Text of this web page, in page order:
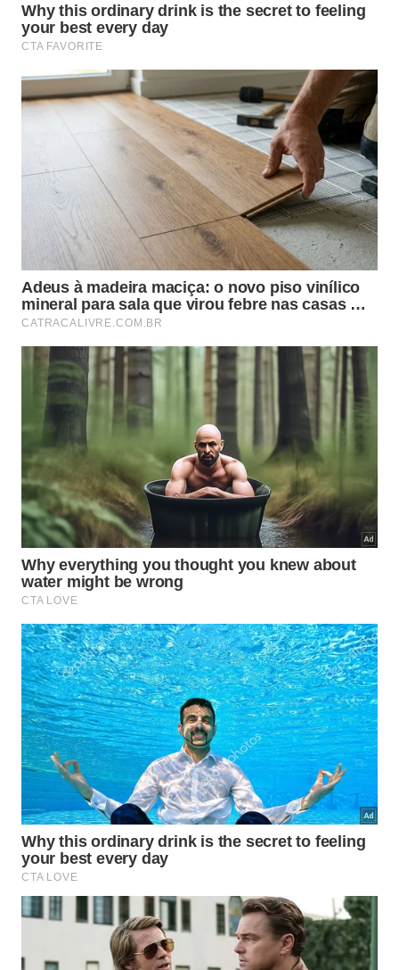
Como combinar cascas de cebola
As cascas de cebola podem ser usadas junto com
ervas e cascas de outros vegetais para criar uma
fumaça mais complexa. O ideal é pensar em
camadas: cebola traz dulçor tostado, ervas trazem
perfume verde e madeira própria para churrasco
traz corpo defumado.
Algumas combinações funcionam bem sem pesar no
sabor:
Cascas de cebola com alecrim para cortes
bovinos mais gordurosos.
Cascas de cebola com alho inteiro para frango e
linguiça.
Cascas de cebola com tomilho para carne suína.
Cascas de cebola com lascas pequenas de
madeira frutífera para uma fumaça mais suave.
O que observar para não deixar
gosto queimado?
Cascas de cebola queimam em poucos segundos
quando caem no centro mais quente da brasa. Por
isso, o melhor uso é em pequenas porções, de
ainda libera aroma sem transformar tudo em cinza
amarga de imediato.
O resultado mais equilibrado vem de uma mão
pequena de cascas secas, brasa estável e poucos
minutos de fumaça. Em cortes com gordura, frango
com pele e linguiças, esse cuidado entrega cheiro
de cebola tostada na grelha sem tirar da carne o
sabor de churrasco, sal e crosta bem formada.